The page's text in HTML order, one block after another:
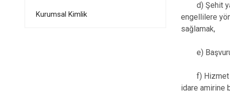
Kurumsal Kimlik
d) Şehit
engellilere
sağlamak,
e) Başvuru
f) Hizmet
idare amirine